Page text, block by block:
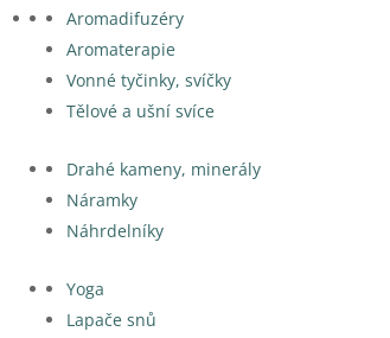
Aromadifuzéry
Aromaterapie
Vonné tyčinky, svíčky
Tělové a ušní svíce
Drahé kameny, minerály
Náramky
Náhrdelníky
Yoga
Lapače snů